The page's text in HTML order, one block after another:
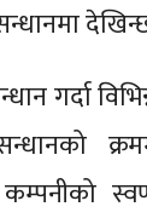
गर्दा